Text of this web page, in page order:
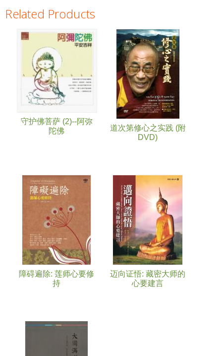
Related Products
守护佛菩萨 (2)--阿弥
陀佛
道次第修心之实践 (附
DVD)
障碍遍除: 莲师心要修
持
迈向证悟: 藏密大师的
心要建言
Pages